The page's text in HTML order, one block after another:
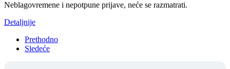
Neblagovremene i nepotpune prijave, neće se razmatrati.
Detaljnije
Prethodno
Sledeće